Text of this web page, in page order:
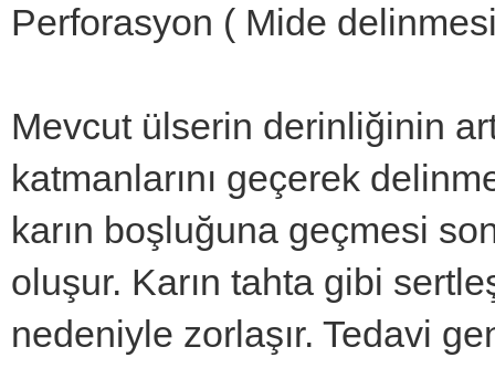
Perforasyon ( Mide
Mevcut ülserin derinliğinin
katmanlarını geçerek
karın boşluğuna geçmesi
oluşur. Karın tahta gibi
nedeniyle zorlaşır. Tedavi